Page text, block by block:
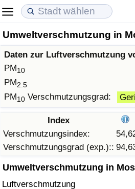
Umweltverschmutzung in
Daten zur Luftverschmutzung
PM10
PM2.5
PM10 Verschmutzungsgrad:
Index
Verschmutzungsindex:
Verschmutzungsgrad (exp.)::
Umweltverschmutzung in
Luftverschmutzung
Lebenshaltungskosten
Lebenshaltungskosten-Index
Lebenshaltungskosten-Index
Lebenshaltungskosten-Index
in Akaba
Immobilienpreise
Immobilienpreis-Index (aktuell)
Immobilienpreis-Index
Immobilienpreis-Index nach Land
Lebensqualität
Lebensqualität-Index
Lebensqualität-Index (aktuell)
Lebensqualitätsindex nach Land
Kriminalität
Kriminalitäts-Index (aktuell)